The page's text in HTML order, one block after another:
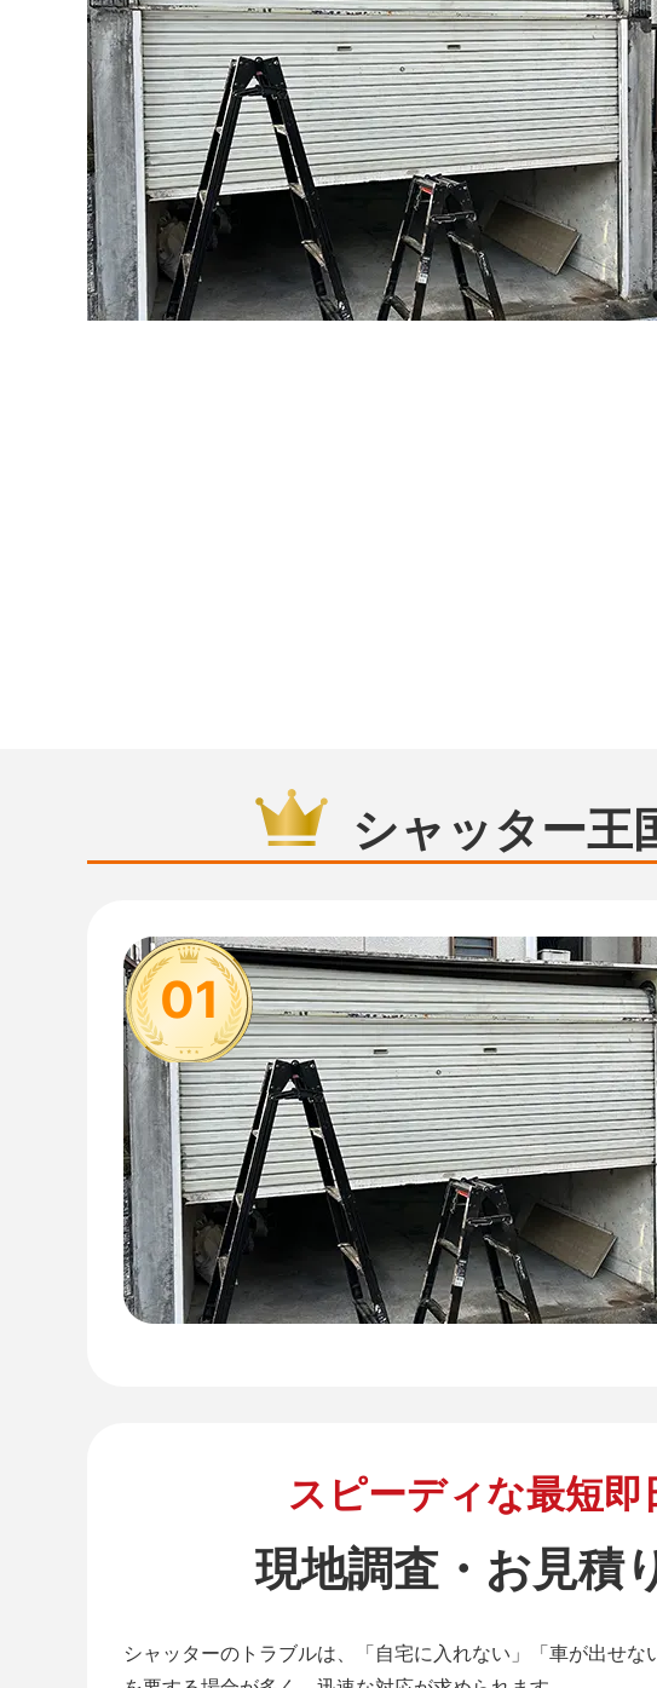
シャッター王
01
スピーディな最短即
現地調査・お見積
シャッターのトラブルは、「自宅に入れない」「車が出せな